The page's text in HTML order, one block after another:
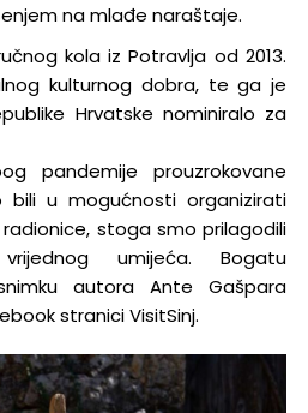
na mlađe naraštaje.
kola iz Potravlja od 2013.
kulturnog dobra, te ga je
Hrvatske nominiralo za
pandemije prouzrokovane
bili u mogućnosti organizirati
stoga smo prilagodili
umijeća. Bogatu
autora Ante Gašpara
stranici VisitSinj.